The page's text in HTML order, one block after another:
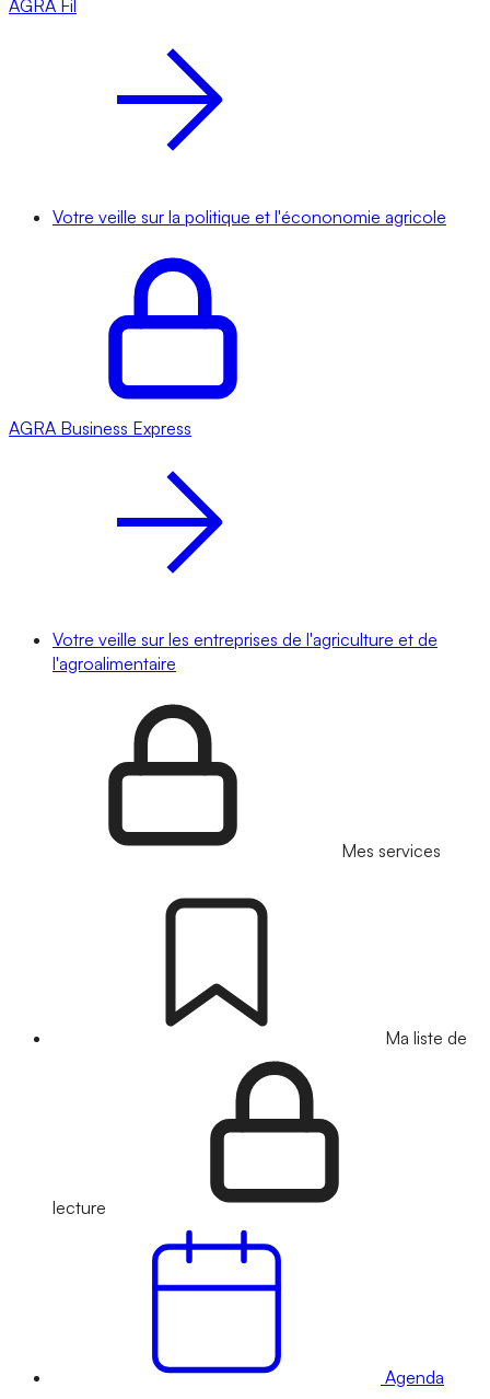
AGRA Fil
Votre veille sur la politique et l'écononomie agricole
AGRA Business Express
Votre veille sur les entreprises de l'agriculture et de
l'agroalimentaire
Mes services
Ma liste de
lecture
Agenda